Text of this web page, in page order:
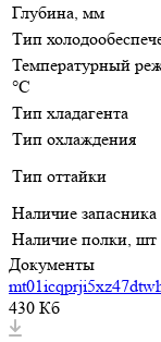
Глубина, мм
Тип
Температурный
°C
Тип хладагента
Тип охлаждения
Тип оттайки
Наличие запасника
Наличие полки, шт
Документы
430 Кб